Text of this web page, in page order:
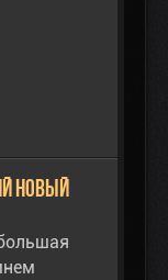
Новый